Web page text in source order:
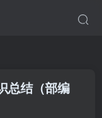
总结（部编